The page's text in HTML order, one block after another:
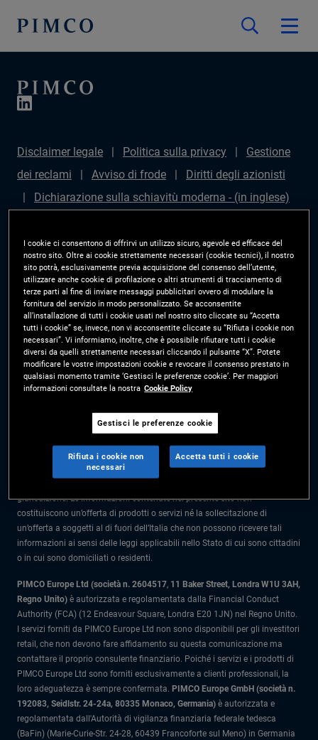
Disclaimer legale Politica sulla privacy
Gestione
dei reclami
Avviso di frode
Diritti degli azionisti
Dichiarazione sulla schiavitù moderna - (in inglese)
PAI Disclosure
Diritti degli investitori
Site Map
Gestisci le preferenze cookie
PIMCO ESG Rating
Methodology
Prima dell’adesione leggere il Prospetto e il Documento contenente le
informazioni chiave per l'investitore (KIID) disponibili presso i Collocatori.
Le informazioni nel presente sito sono rivolte solo a soggetti residenti in
Italia.
Tutto il materiale contenuto nel presente sito ha scopo meramente
informativo e non è da intendersi come una consulenza di investimento.
investitori dovrebbero rivolgersi a un consulente finanziario.
giurisdizione. Le informazioni contenute nel presente sito non
costituiscono un’offerta di prodotti o servizi né la sollecitazione di
un’offerta a soggetti al di fuori dell’Italia che non possono ricevere tali
informazioni ai sensi delle leggi applicabili nello Stato di cui sono cittadini
o in cui sono domiciliati o residenti.
PIMCO Europe Ltd (società n. 2604517, 11 Baker Street, Londra W1U 3AH,
Regno Unito) è autorizzata e regolamentata dalla Financial Conduct
Authority (FCA) (12 Endeavour Square, Londra E20 1JN) nel Regno Unito.
I servizi forniti da PIMCO Europe Ltd non sono disponibili per gli investitori
retail, che non devono fare affidamento su questa comunicazione ma
contattare il proprio consulente finanziario. Poiché i servizi e i prodotti di
PIMCO Europe Ltd sono forniti esclusivamente a clienti professionali, la
loro adeguatezza è sempre confermata. PIMCO Europe GmbH (società n.
192083, Seidlstr. 24-24a, 80335 Monaco, Germania) è autorizzata e
regolamentata dall'Autorità di vigilanza finanziaria federale tedesca
(BaFin) (Marie-Curie-Str. 24-28, 60439 Francoforte sul Meno) in Germania
I cookie ci consentono di offrirvi un utilizzo sicuro, agevole ed efficace del
nostro sito. Oltre ai cookie strettamente necessari (cookie tecnici), il nostro
sito potrà, esclusivamente previa acquisizione del consenso dell’utente,
utilizzare anche cookie di profilazione o altri strumenti di tracciamento di
terze parti al fine di inviare messaggi pubblicitari ovvero di modulare la
fornitura del servizio in modo personalizzato. Se acconsentite
all’installazione di tutti i cookie usati nel nostro sito cliccate su “Accetta
tutti i cookie” se, invece, non vi acconsentite cliccate su “Rifiuta i cookie non
necessari”. Vi informiamo, inoltre, che è possibile rifiutare tutti i cookie
diversi da quelli strettamente necessari cliccando il pulsante “X”. Potete
modificare le vostre impostazioni cookie e revocare il consenso prestato in
qualsiasi momento tramite ‘Gestisci le preferenze cookie’. Per maggiori
informazioni consultate la nostra Cookie Policy
Gestisci le preferenze cookie
Rifiuta i cookie non
necessari
Accetta tutti i cookie